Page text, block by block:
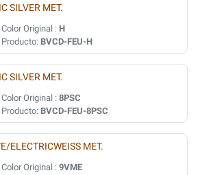
SILVER MET.
Original : H
BVCD-FEU-H
SILVER MET.
Original :8PSC
BVCD-FEU-8PSC
ELECTRICWEISS MET.
Original :9VME